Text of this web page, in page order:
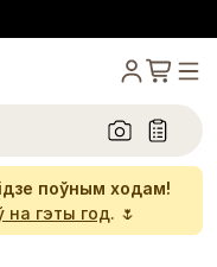
поўным ходам!
на гэты год. 🌷